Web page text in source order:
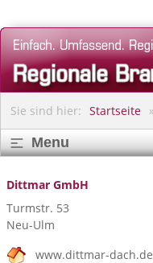
Sie sind hier: Startseite
Menu
Dittmar GmbH
Turmstr. 53
Neu-Ulm
www.dittmar-dach.de